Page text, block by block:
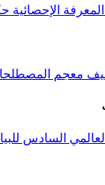
الإحصائية
معجم
السادس للبيانات